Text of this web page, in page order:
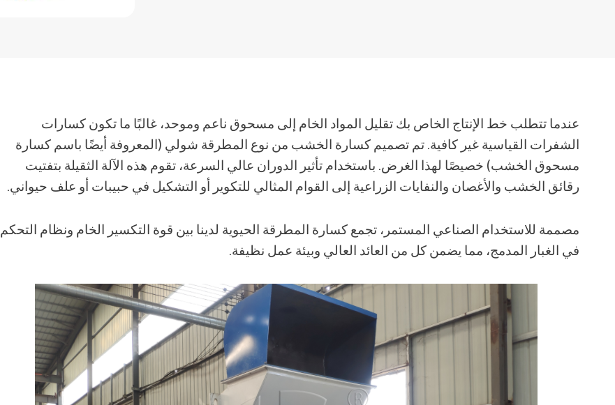
عندما تتطلب خط الإنتاج الخاص بك تقليل المواد الخام إلى مسحوق ناعم وموحد، غالبًا ما تكون كسارات
الشفرات القياسية غير كافية. تم تصميم كسارة الخشب من نوع المطرقة شولي (المعروفة أيضًا باسم كسارة
مسحوق الخشب) خصيصًا لهذا الغرض. باستخدام تأثير الدوران عالي السرعة، تقوم هذه الآلة الثقيلة بتفتيت
رقائق الخشب والأغصان والنفايات الزراعية إلى القوام المثالي للتكوير أو التشكيل في حبيبات أو علف حيواني.
مصممة للاستخدام الصناعي المستمر، تجمع كسارة المطرقة الحيوية لدينا بين قوة التكسير الخام ونظام التحكم
في الغبار المدمج، مما يضمن كل من العائد العالي وبيئة عمل نظيفة.